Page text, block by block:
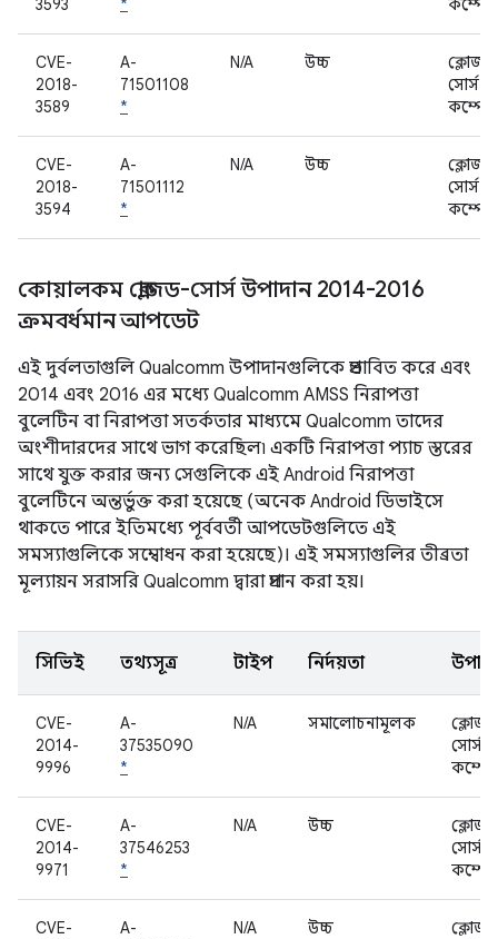
3593
*
CVE-
2018-
3589
A-
71501108
*
N/A উচ্চ
ক্লোজড
সোর্স
CVE-
2018-
3594
A-
71501112
*
N/A উচ্চ
ক্লোজড
সোর্স
কোয়ালকম ক্লোজড-সোর্স উপাদান 2014-2016
ক্রমবর্ধমান আপডেট
এই দুর্বলতাগুলি Qualcomm উপাদানগুলিকে প্রভাবিত করে এবং
2014 এবং 2016 এর মধ্যে Qualcomm AMSS নিরাপত্তা
বুলেটিন বা নিরাপত্তা সতর্কতার মাধ্যমে Qualcomm তাদের
অংশীদারদের সাথে ভাগ করেছিল৷ একটি নিরাপত্তা প্যাচ স্তরের
সাথে যুক্ত করার জন্য সেগুলিকে এই Android নিরাপত্তা
বুলেটিনে অন্তর্ভুক্ত করা হয়েছে (অনেক Android ডিভাইসে
থাকতে পারে ইতিমধ্যে পূর্ববর্তী আপডেটগুলিতে এই
সমস্যাগুলিকে সম্বোধন করা হয়েছে)। এই সমস্যাগুলির তীব্রতা
মূল্যায়ন সরাসরি Qualcomm দ্বারা প্রদান করা হয়।
সিভিই তথ্যসূত্র টাইপ নির্দয়তা
CVE-
2014-
9996
A-
37535090
*
N/A সমালোচনামূলক
ক্লোজড
সোর্স
CVE-
2014-
9971
A-
37546253
*
N/A উচ্চ
ক্লোজড
সোর্স
CVE-
A-
N/A উচ্চ
ক্লোজড